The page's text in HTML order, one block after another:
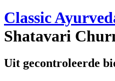
Classic
Shatavari
Uit gecontroleerde